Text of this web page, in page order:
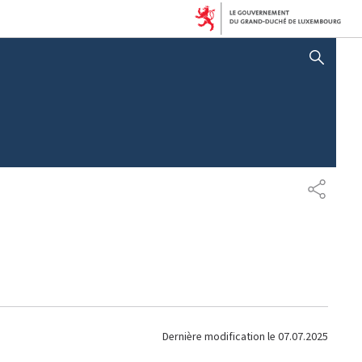
AFFICHER / MASQUER LA RECHERCHE
P
A
Dernière modification le 07.07.2025